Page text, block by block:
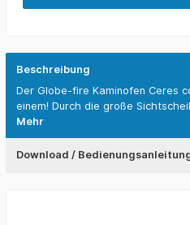
Beschreibung
Der Globe-fire Kaminofen Ceres
einem! Durch die große
Mehr
Download /